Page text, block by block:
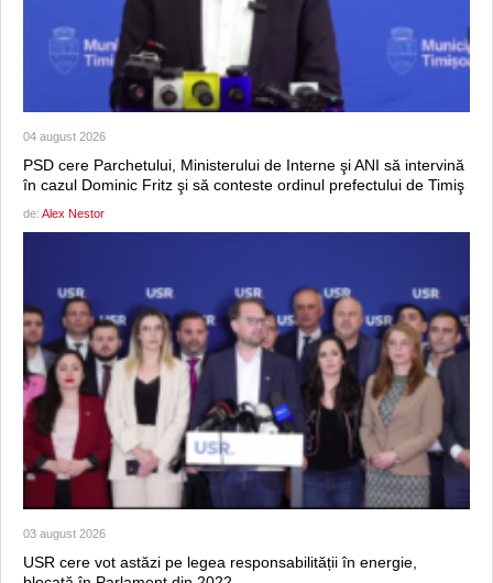
04 august 2026
PSD cere Parchetului, Ministerului de Interne şi ANI să intervină
în cazul Dominic Fritz şi să conteste ordinul prefectului de Timiş
de: Alex Nestor
03 august 2026
USR cere vot astăzi pe legea responsabilității în energie,